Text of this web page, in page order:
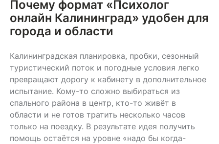
Почему формат «Психолог
онлайн Калининград» удобен для
города и области
Калининградская планировка, пробки, сезонный
туристический поток и погодные условия легко
превращают дорогу к кабинету в дополнительное
испытание. Кому-то сложно выбираться из
спального района в центр, кто-то живёт в
области и не готов тратить несколько часов
только на поездку. В результате идея получить
помощь остаётся на уровне «надо бы когда-